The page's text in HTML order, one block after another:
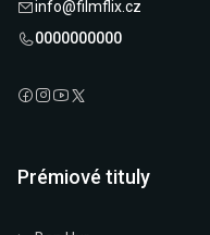
info@filmflix.cz
0000000000
Prémiové tituly